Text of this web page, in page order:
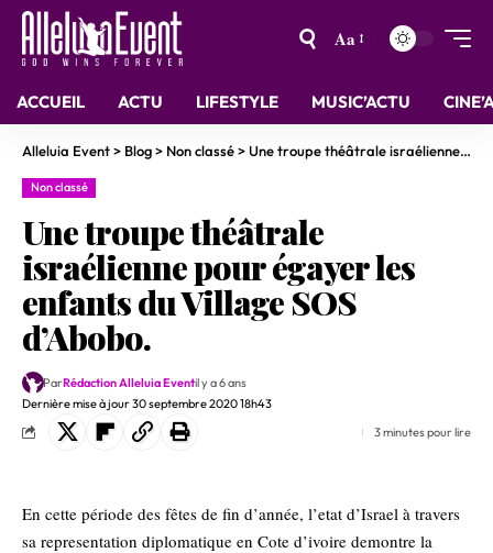
Aa
ACCUEIL ACTU LIFESTYLE MUSIC’ACTU
Alleluia Event> Blog> Non classé>Une troupe théâtrale israélienne pour égayer les enfants du Village SOS d’Abobo.
Non classé
Une troupe théâtrale
israélienne pour égayer les
enfants du Village SOS
d’Abobo.
Dernière mise à jour 30 septembre 2020 18h43
ParRédaction Alleluia Eventil y a 6 ans
3 minutes pour lire
En cette période des fêtes de fin d’année, l’etat d’Israel à travers
sa representation diplomatique en Cote d’ivoire demontre la